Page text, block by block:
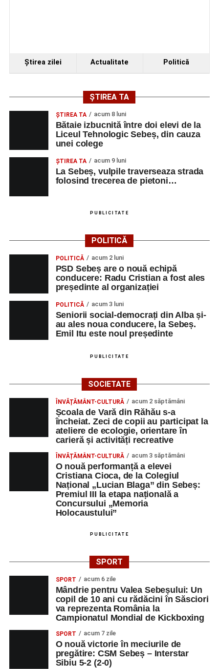
Ştirea zilei Actualitate Politică
ȘTIREA TA
ŞTIREA TA acum 8 luni
Bătaie izbucnită între doi elevi de la
Liceul Tehnologic Sebeș, din cauza
unei colege
ŞTIREA TA acum 9 luni
La Sebeș, vulpile traverseaza strada
folosind trecerea de pietoni…
PUBLICITATE
POLITICĂ
POLITICĂ acum 2 luni
PSD Sebeș are o nouă echipă
conducere: Radu Cristian a fost ales
președinte al organizației
POLITICĂ acum 3 luni
Seniorii social-democrați din Alba și-
au ales noua conducere, la Sebeș.
Emil Itu este noul președinte
PUBLICITATE
SOCIETATE
ÎNVĂȚĂMÂNT-CULTURĂ acum 2 săptămâni
Școala de Vară din Răhău s-a
încheiat. Zeci de copii au participat la
ateliere de ecologie, orientare în
carieră și activități recreative
ÎNVĂȚĂMÂNT-CULTURĂ acum 3 săptămâni
O nouă performanță a elevei
Cristiana Cioca, de la Colegiul
Național „Lucian Blaga” din Sebeș:
Premiul III la etapa națională a
Concursului „Memoria
Holocaustului”
PUBLICITATE
SPORT
SPORT acum 6 zile
Mândrie pentru Valea Sebeșului: Un
copil de 10 ani cu rădăcini în Săsciori
va reprezenta România la
Campionatul Mondial de Kickboxing
SPORT acum 7 zile
O nouă victorie în meciurile de
pregătire: CSM Sebeș – Interstar
Sibiu 5-2 (2-0)